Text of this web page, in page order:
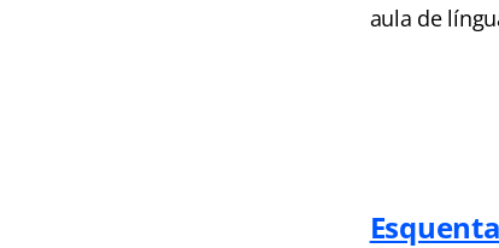
aula de